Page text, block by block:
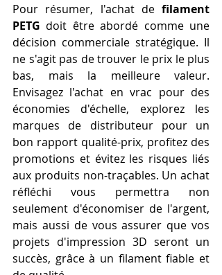
Pour résumer, l'achat de filament
PETG doit être abordé comme une
décision commerciale stratégique. Il
ne s'agit pas de trouver le prix le plus
bas, mais la meilleure valeur.
Envisagez l'achat en vrac pour des
économies d'échelle, explorez les
marques de distributeur pour un
bon rapport qualité-prix, profitez des
promotions et évitez les risques liés
aux produits non-traçables. Un achat
réfléchi vous permettra non
seulement d'économiser de l'argent,
mais aussi de vous assurer que vos
projets d'impression 3D seront un
succès, grâce à un filament fiable et